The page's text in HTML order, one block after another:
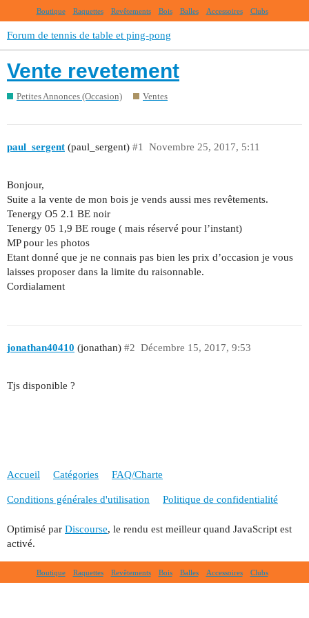
Boutique Raquettes Revêtements Bois Balles Accessoires Clubs
Forum de tennis de table et ping-pong
Vente revetement
Petites Annonces (Occasion) Ventes
paul_sergent (paul_sergent) Novembre 25, 2017, 5:11
#1
Bonjour,
Suite a la vente de mon bois je vends aussi mes revêtements.
Tenergy O5 2.1 BE noir
Tenergy 05 1,9 BE rouge ( mais réservé pour l’instant)
MP pour les photos
Etant donné que je ne connais pas bien les prix d’occasion je vous
laisses proposer dans la limite du raisonnable.
Cordialament
jonathan40410 (jonathan) Décembre 15, 2017, 9:53
#2
Tjs disponible ?
Accueil Catégories FAQ/Charte
Conditions générales d'utilisation Politique de confidentialité
Optimisé par Discourse, le rendu est meilleur quand JavaScript est
activé.
Boutique Raquettes Revêtements Bois Balles Accessoires Clubs